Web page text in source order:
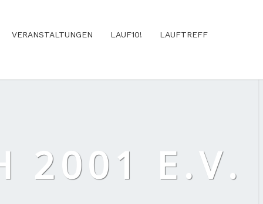
VERANSTALTUNGEN LAUF10! LAUFTREFF
2001 E.V.